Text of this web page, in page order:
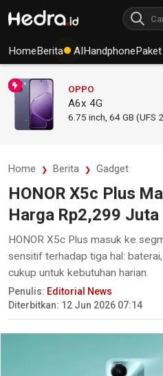
HomeBerita AIHandphone
OPPO
A6x 4G
6.75 inch, 64 GB (UFS
Home Berita Gadget
HONOR X5c Plus
Harga Rp2,299 Juta
HONOR X5c Plus masuk ke
sensitif terhadap tiga hal:
cukup untuk kebutuhan harian.
Penulis: Editorial News
Diterbitkan: 12 Jun 2026 07:14